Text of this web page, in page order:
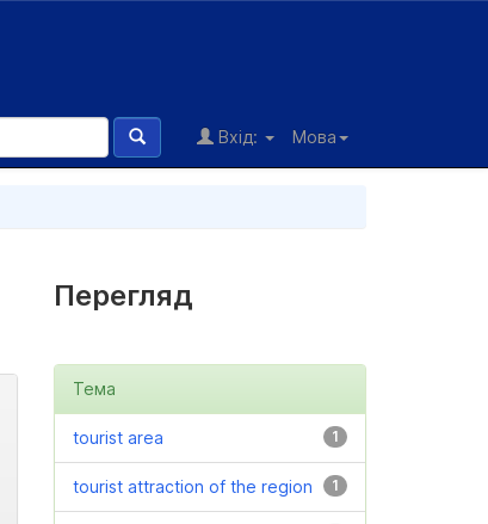
Мова
Вхід:
Перегляд
Тема
1
tourist area
1
tourist attraction of the region